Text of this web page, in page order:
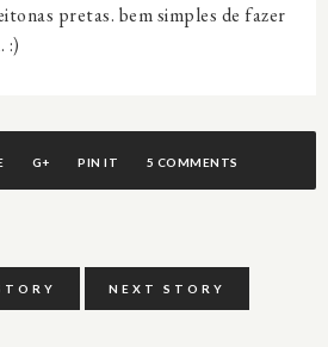
pretas. bem simples de fazer
:)
G+ PIN IT 5 COMMENTS
NEXT STORY